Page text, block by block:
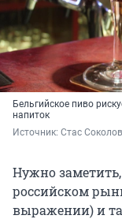
Бельгийское пиво
напиток
Источник: Стас
Нужно
российском
выражении) и